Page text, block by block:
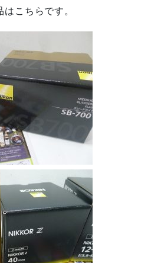
こちらです。